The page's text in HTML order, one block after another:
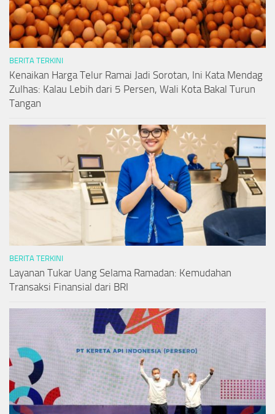
BERITA TERKINI
Kenaikan Harga Telur Ramai Jadi Sorotan, Ini Kata Mendag
Zulhas: Kalau Lebih dari 5 Persen, Wali Kota Bakal Turun
Tangan
BERITA TERKINI
Layanan Tukar Uang Selama Ramadan: Kemudahan
Transaksi Finansial dari BRI